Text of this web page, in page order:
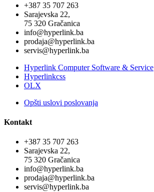
+387 35 707 263
Sarajevska 22,
75 320 Gračanica
info@hyperlink.ba
prodaja@hyperlink.ba
servis@hyperlink.ba
Hyperlink Computer Software & Service
Hyperlinkcss
OLX
Opšti uslovi poslovanja
Kontakt
+387 35 707 263
Sarajevska 22,
75 320 Gračanica
info@hyperlink.ba
prodaja@hyperlink.ba
servis@hyperlink.ba